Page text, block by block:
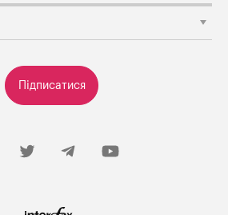
Підписатися